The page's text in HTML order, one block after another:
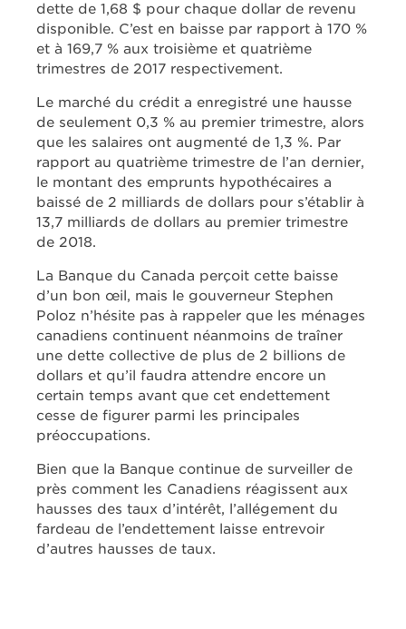
dette de 1,68 $ pour chaque dollar de revenu
disponible. C’est en baisse par rapport à 170 %
et à 169,7 % aux troisième et quatrième
trimestres de 2017 respectivement.
Le marché du crédit a enregistré une hausse
de seulement 0,3 % au premier trimestre, alors
que les salaires ont augmenté de 1,3 %. Par
rapport au quatrième trimestre de l’an dernier,
le montant des emprunts hypothécaires a
baissé de 2 milliards de dollars pour s’établir à
13,7 milliards de dollars au premier trimestre
de 2018.
La Banque du Canada perçoit cette baisse
d’un bon œil, mais le gouverneur Stephen
Poloz n’hésite pas à rappeler que les ménages
canadiens continuent néanmoins de traîner
une dette collective de plus de 2 billions de
dollars et qu’il faudra attendre encore un
certain temps avant que cet endettement
cesse de figurer parmi les principales
préoccupations.
Bien que la Banque continue de surveiller de
près comment les Canadiens réagissent aux
hausses des taux d’intérêt, l’allégement du
fardeau de l’endettement laisse entrevoir
d’autres hausses de taux.